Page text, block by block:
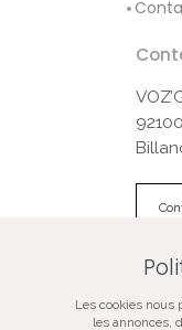
Les cookies nous
les annonces,